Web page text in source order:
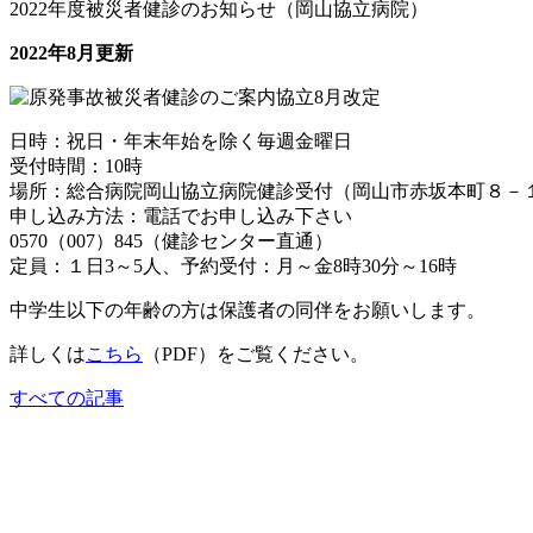
2022年度被災者健診のお知らせ（岡山協立病院）
2022年8月更新
日時：祝日・年末年始を除く毎週金曜日
受付時間：10時
場所：総合病院岡山協立病院健診受付（岡山市赤坂本町８－
申し込み方法：電話でお申し込み下さい
0570（007）845（健診センター直通）
定員：１日3～5人、予約受付：月～金8時30分～16時
中学生以下の年齢の方は保護者の同伴をお願いします。
詳しくはこちら （PDF）をご覧ください。
すべての記事